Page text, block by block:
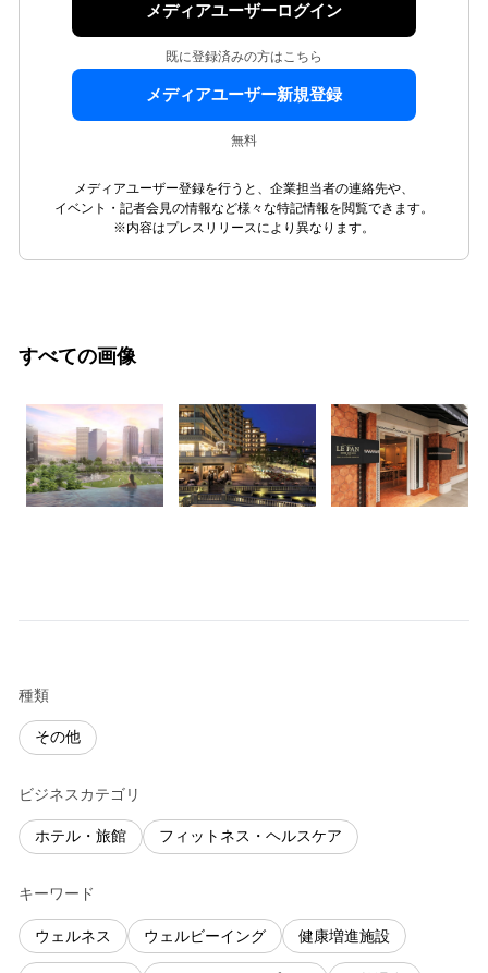
メディアユーザーログイン
既に登録済みの方はこちら
メディアユーザー新規登録
無料
メディアユーザー登録を行うと、企業担当者の連絡先や、
イベント・記者会見の情報など様々な特記情報を閲覧できます。
※内容はプレスリリースにより異なります。
すべての画像
種類
その他
ビジネスカテゴリ
ホテル・旅館 フィットネス・ヘルスケア
キーワード
ウェルネス ウェルビーイング 健康増進施設